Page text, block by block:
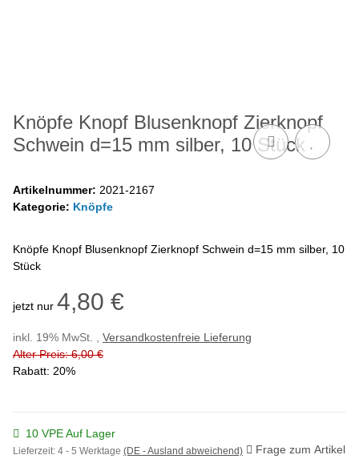
Knöpfe Knopf Blusenknopf Zierknopf
Schwein d=15 mm silber, 10 Stück
Artikelnummer: 2021-2167
Kategorie: Knöpfe
Knöpfe Knopf Blusenknopf Zierknopf Schwein d=15 mm silber, 10
Stück
jetzt nur 4,80 €
inkl. 19% MwSt. , Versandkostenfreie Lieferung
Alter Preis: 6,00 €
Rabatt: 20%
10 VPE Auf Lager
Lieferzeit: 4 - 5 Werktage (DE - Ausland abweichend) Frage zum Artikel